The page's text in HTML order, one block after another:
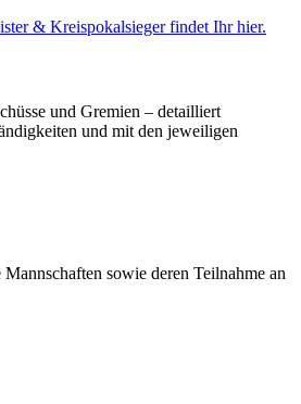
& Kreispokalsieger findet Ihr hier.
und Gremien – detailliert
und mit den jeweiligen
sowie deren Teilnahme an